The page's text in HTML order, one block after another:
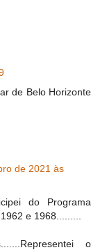
de Belo Horizonte
de 2021 às
do Programa
e 1968.........
o